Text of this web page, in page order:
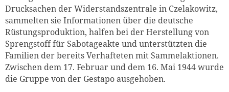
Drucksachen der Widerstandszentrale in Czelakowitz,
sammelten sie Informationen über die deutsche
Rüstungsproduktion, halfen bei der Herstellung von
Sprengstoff für Sabotageakte und unterstützten die
Familien der bereits Verhafteten mit Sammelaktionen.
Zwischen dem 17. Februar und dem 16. Mai 1944 wurde
die Gruppe von der Gestapo ausgehoben.